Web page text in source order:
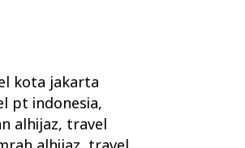
kota jakarta
pt indonesia,
alhijaz, travel